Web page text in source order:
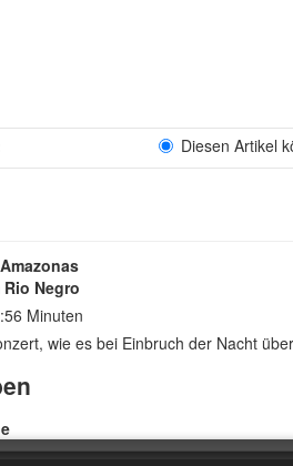
Diesen Artikel
Negro
Minuten
wie es bei Einbruch der Nacht